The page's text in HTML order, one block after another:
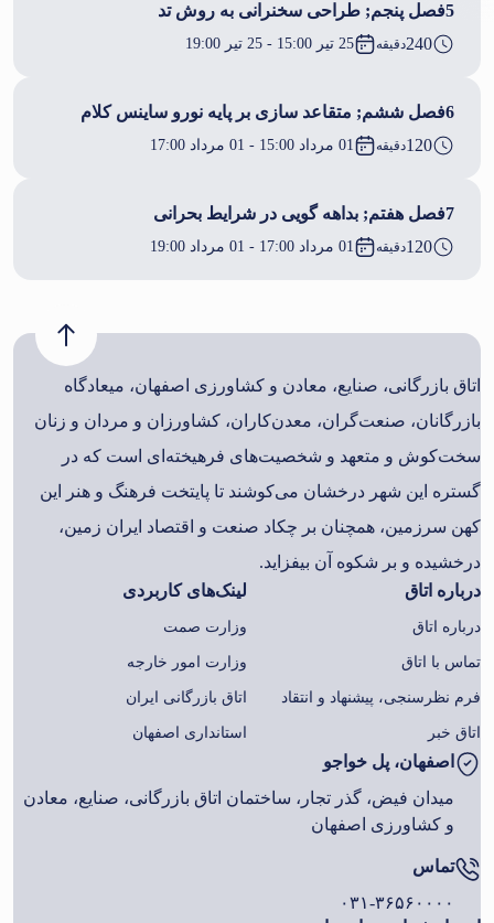
5فصل پنجم; طراحی سخنرانی به روش تد
240دقیقه 25 تیر 15:00 - 25 تیر 19:00
6فصل ششم; متقاعد سازی بر پایه نورو ساینس کلام
120دقیقه 01 مرداد 15:00 - 01 مرداد 17:00
7فصل هفتم; بداهه گویی در شرایط بحرانی
120دقیقه 01 مرداد 17:00 - 01 مرداد 19:00
اتاق بازرگانی، صنایع، معادن و کشاورزی اصفهان، میعادگاه
بازرگانان، صنعت‌گران، معدن‌کاران، کشاورزان و مردان و زنان
سخت‌کوش و متعهد و شخصیت‌های فرهیخته‌ای است که در
گستره این شهر درخشان می‌کوشند تا پایتخت فرهنگ و هنر این
کهن سرزمین، همچنان بر چکاد صنعت و اقتصاد ایران زمین،
درخشیده و بر شکوه آن بیفزاید.
درباره اتاق
درباره اتاق
تماس با اتاق
فرم نظرسنجی، پیشنهاد و انتقاد
اتاق خبر
لینک‌های کاربردی
وزارت صمت
وزارت امور خارجه
اتاق بازرگانی ایران
استانداری اصفهان
اصفهان، پل خواجو
میدان فیض، گذر تجار، ساختمان اتاق بازرگانی، صنایع، معادن
و کشاورزی اصفهان
تماس
۰۳۱-۳۶۵۶۰۰۰۰